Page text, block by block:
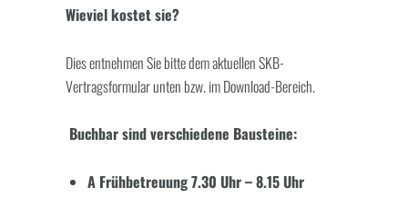
Wieviel kostet sie?
Dies entnehmen Sie bitte dem aktuellen SKB-
Vertragsformular unten bzw. im Download-Bereich.
Buchbar sind verschiedene Bausteine:
A Frühbetreuung 7.30 Uhr – 8.15 Uhr